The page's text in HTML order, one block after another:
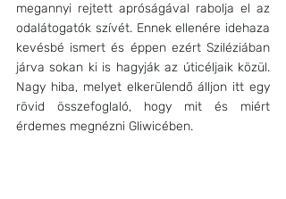
megannyi rejtett apróságával rabolja el az
odalátogatók szívét. Ennek ellenére idehaza
kevésbé ismert és éppen ezért Sziléziában
járva sokan ki is hagyják az úticéljaik közül.
Nagy hiba, melyet elkerülendő álljon itt egy
rövid összefoglaló, hogy mit és miért
érdemes megnézni Gliwicében.